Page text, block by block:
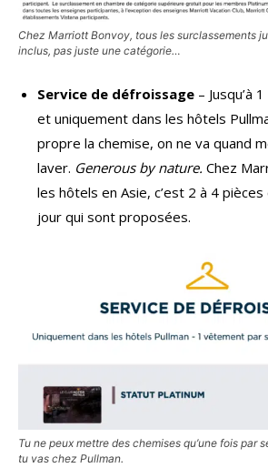
Chez Marriott Bonvoy, tous les surclassements
inclus, pas juste une catégorie…
Service de défroissage – Jusqu’à
et uniquement dans les hôtels
propre la chemise, on ne va quand
laver. Generous by nature. Chez
les hôtels en Asie, c’est 2 à 4
jour qui sont proposées.
Tu ne peux mettre des chemises qu’une fois par
tu vas chez Pullman.